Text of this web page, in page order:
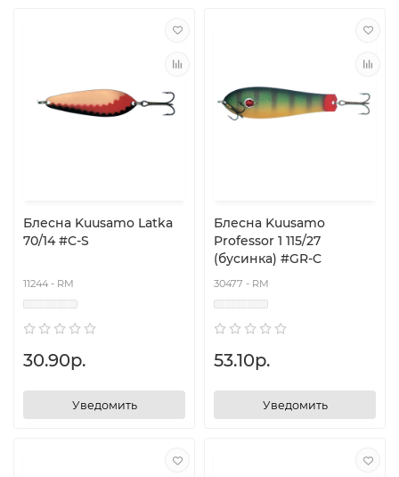
Блесна Kuusamo Latka
70/14 #C-S
11244 - RM
30.90р.
Уведомить
Блесна Kuusamo
Professor 1 115/27
(бусинка) #GR-C
30477 - RM
53.10р.
Уведомить